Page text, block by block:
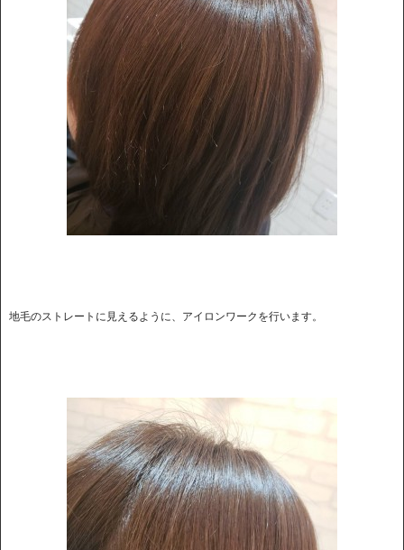
地毛のストレートに見えるように、アイロンワークを行います。